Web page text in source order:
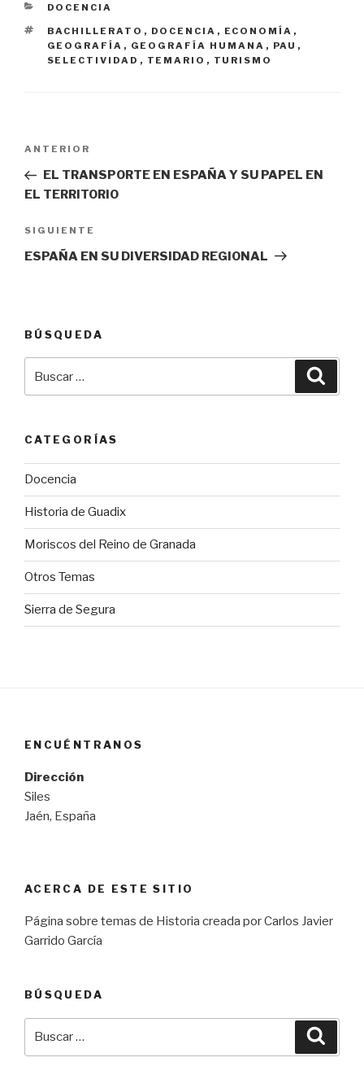
CATEGORÍAS
DOCENCIA
ETIQUETAS
BACHILLERATO , DOCENCIA , ECONOMÍA ,
GEOGRAFÍA , GEOGRAFÍA HUMANA , PAU ,
SELECTIVIDAD , TEMARIO , TURISMO
entradas
Entrada
anterior:
ANTERIOR
EL TRANSPORTE EN ESPAÑA Y SU PAPEL EN
EL TERRITORIO
Siguiente
entrada
SIGUIENTE
ESPAÑA EN SU DIVERSIDAD REGIONAL
BÚSQUEDA
por:
CATEGORÍAS
Docencia
Historia de Guadix
Moriscos del Reino de Granada
Otros Temas
Sierra de Segura
ENCUÉNTRANOS
Dirección
Siles
Jaén, España
ACERCA DE ESTE SITIO
Página sobre temas de Historia creada por Carlos Javier
Garrido García
BÚSQUEDA